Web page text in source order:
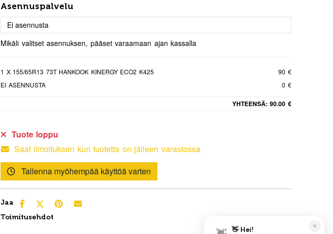
Asennuspalvelu
Mikäli valitset asennuksen, pääset varaamaan ajan kassalla
1 X 155/65R13 73T HANKOOK KINERGY ECO2 K425
90 €
EI ASENNUSTA
0 €
YHTEENSÄ: 90.00 €
Tuote loppu
Saat ilmoituksen kun tuotetta on jälleen varastossa
Tallenna myöhempää käyttöä varten
Jaa
Toimitusehdot